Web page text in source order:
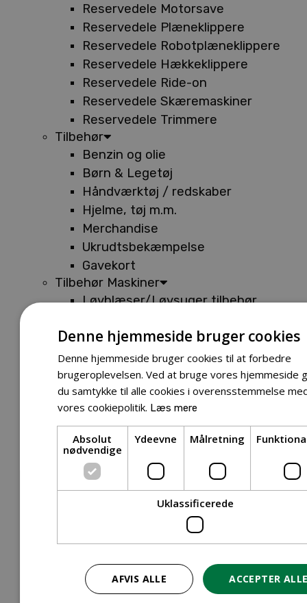
Reservedele Motorsave
Reservedele Plæneklippere
Reservedele Robotplæneklippere
Reservedele Hækkeklippere
Reservedele Ride-on
Reservedele Skæremaskiner
Reservedele Trimmere
Tilbehør
Benzin og olie
Børn & Legetøj
Håndværktøj / redskaber
Hjelme, tøj m.m.
Merchandise
Ukrudtsbekæmpelse
Gavekort
Tilbehør Maskiner
Løvblæser/Løvsuger tilbehør
Tilbehør Buskryddere og Trimmere
Tilbehør Entreprenørudstyr
Tilbehør Havetraktor
Tilbehør Hækkeklippere
Tilbehør Motorsav
Tilbehør Kæder
Tilbehør Sværd
Tilbehør Rengøringsmaskiner
Tilbehør Robotplæneklipper
Tilbehør Walk Behind
Reservedele Løvblæsere
Reservedele Motorsave
Denne hjemmeside bruger cookies
Denne hjemmeside bruger cookies til at forbedre
brugeroplevelsen. Ved at bruge vores hjemmeside
du samtykke til alle cookies i overensstemmelse
vores cookiepolitik. Læs mere
Absolut
nødvendige
Ydeevne Målretning
Uklassificerede
ACCEPTER
AFVIS ALLE